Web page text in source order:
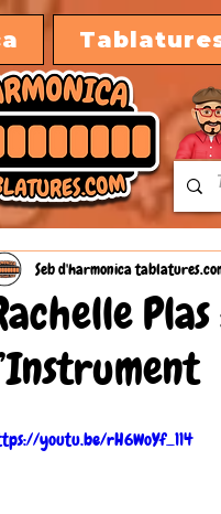
Seb d'harmonica
youtu.be/rH6WoYf_114